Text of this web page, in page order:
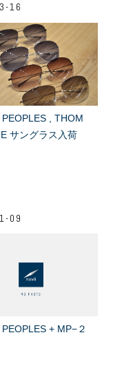
16
, THOM
サングラス入荷
09
PEOPLES + MP−２